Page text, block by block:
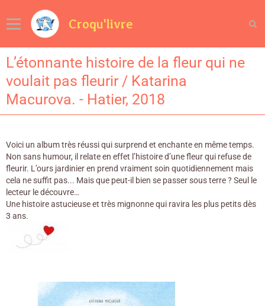
Croqu'livre
L’étonnante histoire de la fleur qui ne
voulait pas fleurir / Katarina
Macurova. - Hatier, 2018
Voici un album très réussi qui surprend et enchante en même temps.
Non sans humour, il relate en effet l’histoire d’une fleur qui refuse de
fleurir. L’ours jardinier en prend vraiment soin quotidiennement mais
cela ne suffit pas... Mais que peut-il bien se passer sous terre ? Seul le
lecteur le découvre…
Une histoire astucieuse et très mignonne qui ravira les plus petits dès
3 ans.